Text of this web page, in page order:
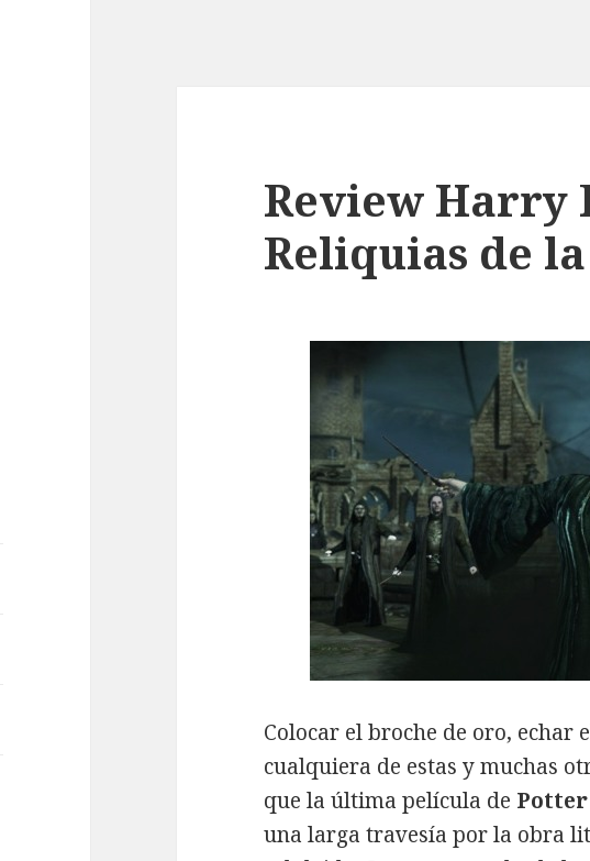
Review Harry
Reliquias de
Colocar el broche de oro,
cualquiera de estas y muchas
que la última película de
una larga travesía por la obra